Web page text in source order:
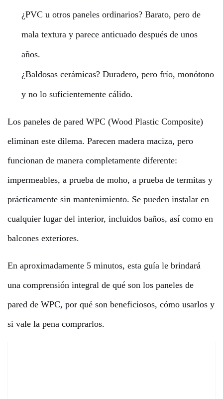
¿PVC u otros paneles ordinarios? Barato, pero de
mala textura y parece anticuado después de unos
años.
¿Baldosas cerámicas? Duradero, pero frío, monótono
y no lo suficientemente cálido.
Los paneles de pared WPC (Wood Plastic Composite)
eliminan este dilema. Parecen madera maciza, pero
funcionan de manera completamente diferente:
impermeables, a prueba de moho, a prueba de termitas y
prácticamente sin mantenimiento. Se pueden instalar en
cualquier lugar del interior, incluidos baños, así como en
balcones exteriores.
En aproximadamente 5 minutos, esta guía le brindará
una comprensión integral de qué son los paneles de
pared de WPC, por qué son beneficiosos, cómo usarlos y
si vale la pena comprarlos.